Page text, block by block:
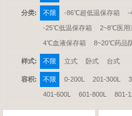
分类: 不限 -86℃超低温保存箱 -
-25℃低温保存箱 2~8℃医用
4℃血液保存箱 8~20℃药品
样式: 不限 立式 卧式 台式
容积: 不限 0-200L 201-300L
401-600L 601-800L 801-